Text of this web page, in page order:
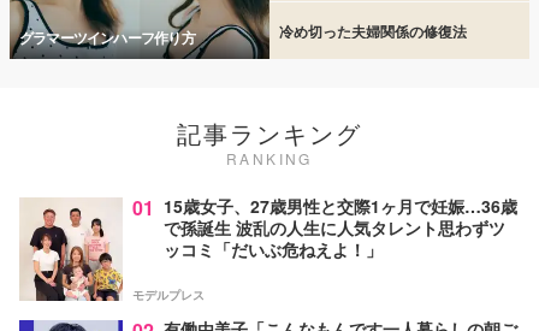
グラマーツインハーフ作り方 冷め切った夫婦関係の修復法
記事ランキング
RANKING
01 15歳女子、27歳男性と交際1ヶ月で妊娠…36歳
で孫誕生 波乱の人生に人気タレント思わずツ
ッコミ「だいぶ危ねえよ！」
モデルプレス